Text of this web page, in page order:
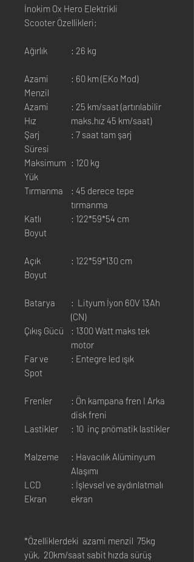
İnokim Ox Hero Elektrikli
Scooter Özellikleri;
Ağırlık : 26 kg
Azami
Menzil
: 60 km (EKo Mod)
Azami
Hız
: 25 km/saat (artırılabilir
maks.hız 45 km/saat)
Şarj
Süresi
: 7 saat tam şarj
Maksimum
Yük
: 120 kg
Tırmanma
: 45 derece tepe
tırmanma
Katlı
Boyut
: 122*59*54 cm
Açık
Boyut
: 122*59*130 cm
Batarya
: Lityum İyon 60V 13Ah
(CN)
Çıkış Gücü
: 1300 Watt maks tek
motor
Far ve
Spot
: Entegre led ışık
Frenler
: Ön kampana fren I Arka
disk freni
Lastikler : 10 inç pnömatik lastikler
Malzeme
: Havacılık Alüminyum
Alaşımı
LCD
Ekran
: İşlevsel ve aydınlatmalı
ekran
*Özelliklerdeki azami menzil 75kg
yük, 20km/saat sabit hızda sürüş